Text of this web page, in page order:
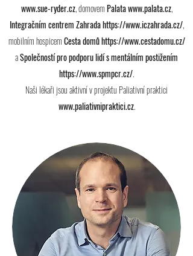
www.sue-ryder.cz, domovemPalatawww.palata.cz,
Integračním centrem Zahradahttps://www.iczahrada.cz/,
mobilním hospicemCesta domůhttps://www.cestadomu.cz/
aSpolečností pro podporu lidí s mentálním postižením
https://www.spmpcr.cz/.
Naši lékaři jsou aktivní v projektu Paliativní praktici
www.paliativnipraktici.cz.